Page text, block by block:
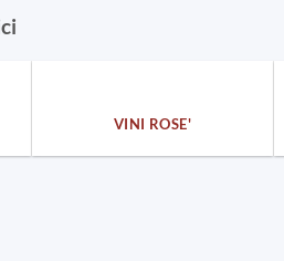
VINI ROSE'